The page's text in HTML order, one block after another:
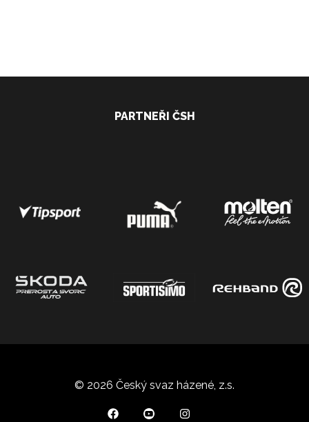
PARTNEŘI ČSH
© 2026 Český svaz házené, z.s.